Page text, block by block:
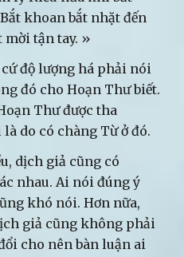
khoan bắt nhặt đến
mời tận tay. »
độ lượng há phải nói
đó cho Hoạn Thư biết.
Thư được tha
do có chàng Từ ở đó.
dịch giả cũng có
nhau. Ai nói đúng ý
khó nói. Hơn nữa,
giả cũng không phải
cho nên bàn luận ai